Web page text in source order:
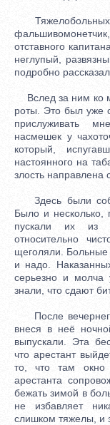
Тяжелобольных
отставного
неглупый,
подробно
Вслед за ним ко
роты. Это был уже
прислуживать
насмешек у
который,
настоянного на
злость направлена
Здесь были
Было и несколько,
пускали их из
относительно
щеголяли. Больные
и надо.
серьезно и молча
знали, что сдают
После
внеся в неё
выпускали. Эта
что арестант
то, что там окно
арестанта
бежать зимой в
не избавляет
слишком тяжелы, и